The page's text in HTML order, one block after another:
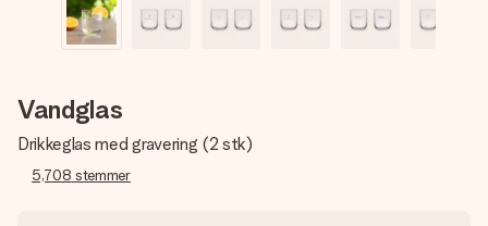
Vandglas
Drikkeglas med gravering (2 stk)
5,708 stemmer